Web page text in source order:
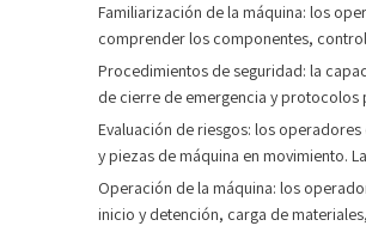
Familiarización de la máquina: los
comprender los componentes,
Procedimientos de seguridad: la
de cierre de emergencia y protocolos
Evaluación de riesgos: los
y piezas de máquina en movimiento.
Operación de la máquina: los
inicio y detención, carga de